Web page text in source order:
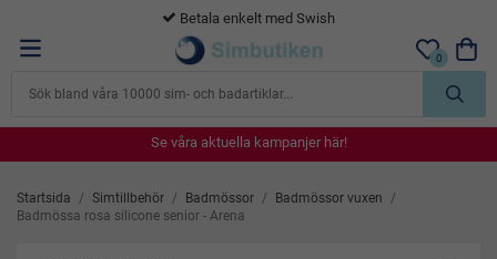
Betala enkelt med Swish
0
Se våra aktuella kampanjer här!
Se våra aktuella kampanjer här!
Se våra aktuella kampanjer här!
Se våra aktuella kampanjer här!
Startsida / Simtillbehör / Badmössor / Badmössor vuxen
/
Badmössa rosa silicone senior - Arena